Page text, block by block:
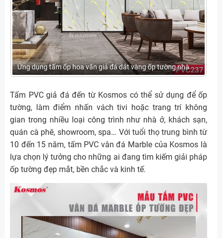
Ứng dụng tấm ốp hoa văn giả đá dát vàng ốp tường nhà
Tấm PVC giả đá đến từ Kosmos có thể sử dụng để ốp
tường, làm điểm nhấn vách tivi hoặc trang trí không
gian trong nhiều loại công trình như nhà ở, khách sạn,
quán cà phê, showroom, spa… Với tuổi thọ trung bình từ
10 đến 15 năm, tấm PVC vân đá Marble của Kosmos là
lựa chọn lý tưởng cho những ai đang tìm kiếm giải pháp
ốp tường đẹp mắt, bền chắc và kinh tế.